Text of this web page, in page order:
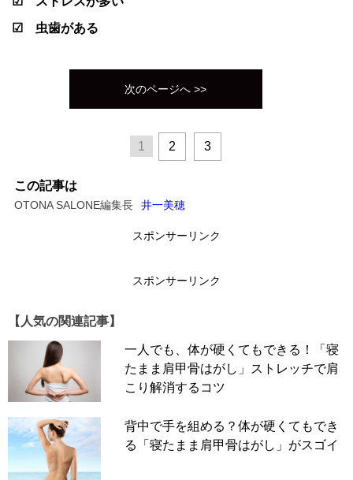
☑ 虫歯がある
次のページへ >>
1 2 3
この記事は
OTONA SALONE編集長 井一美穂
スポンサーリンク
スポンサーリンク
【人気の関連記事】
一人でも、体が硬くてもできる！「寝
たまま肩甲骨はがし」ストレッチで肩
こり解消するコツ
背中で手を組める？体が硬くてもでき
る「寝たまま肩甲骨はがし」がスゴイ